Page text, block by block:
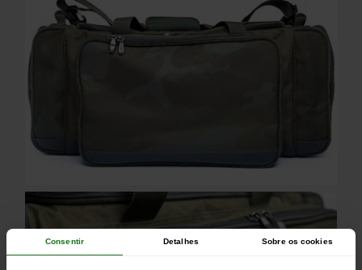
Consentir Detalhes Sobre os cookies